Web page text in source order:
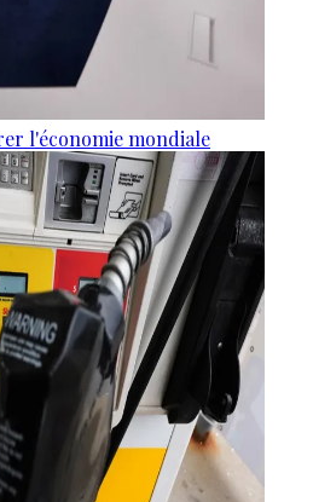
l'économie mondiale